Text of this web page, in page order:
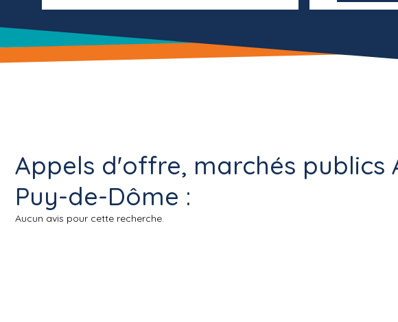
Appels d'offre, marchés publics
Puy-de-Dôme :
Aucun avis pour cette recherche.